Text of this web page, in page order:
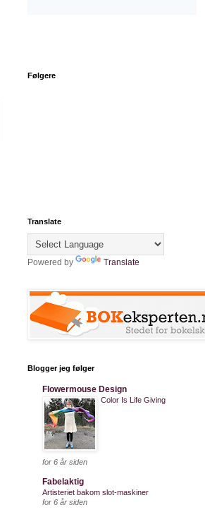
Følgere
Translate
Powered by Translate
Blogger jeg følger
Flowermouse Design
Color Is Life Giving
for 6 år siden
Fabelaktig
Artisteriet bakom slot-maskiner
for 6 år siden